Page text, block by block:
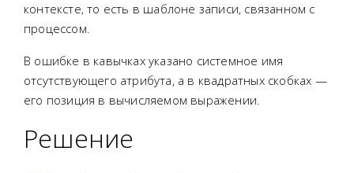
контексте, то есть в шаблоне записи, связанном с
процессом.
В ошибке в кавычках указано системное имя
отсутствующего атрибута, а в квадратных скобках —
его позиция в вычисляемом выражении.
Решение